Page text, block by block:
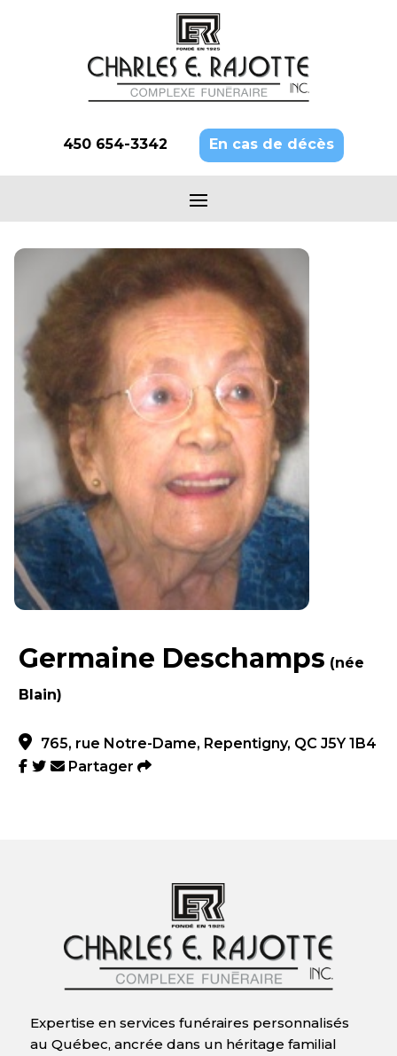
450 654-3342 En cas de décès
Germaine Deschamps (née
Blain)
765, rue Notre-Dame, Repentigny, QC J5Y 1B4
Partager
Expertise en services funéraires personnalisés
au Québec, ancrée dans un héritage familial